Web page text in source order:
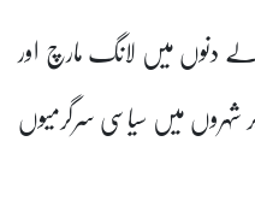
دنوں میں لانگ مارچ اور
میں سیاسی سرگرمیوں